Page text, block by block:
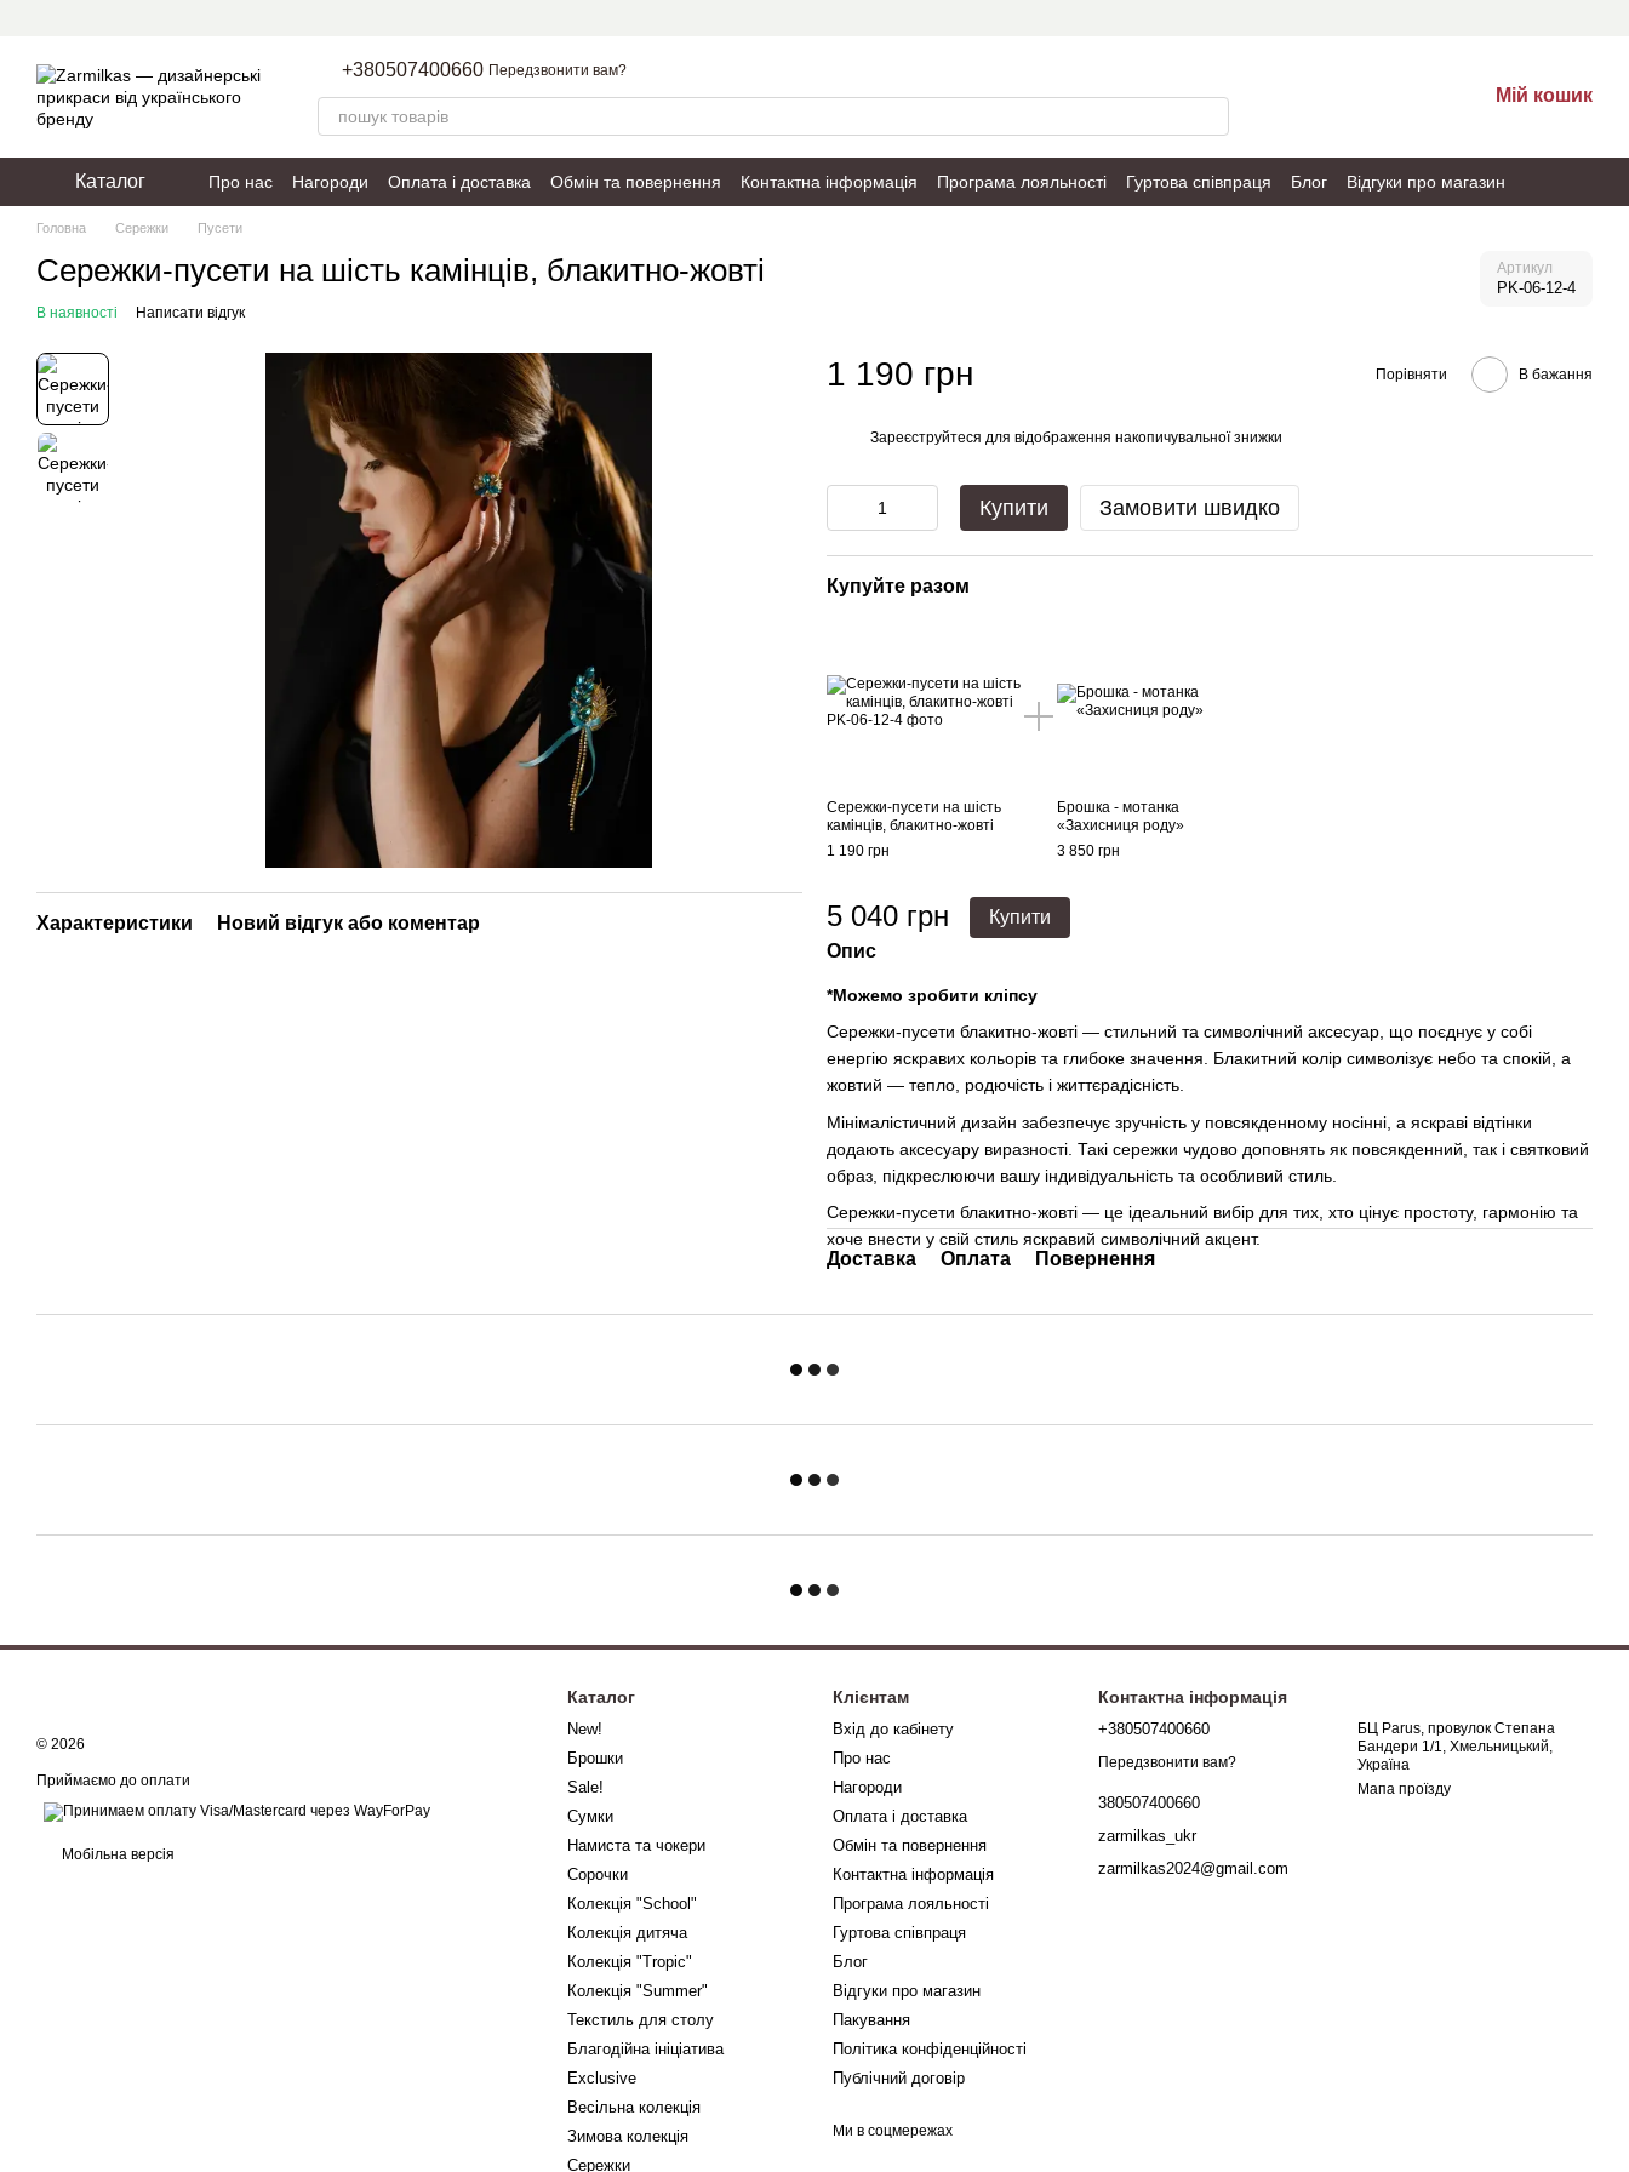
+380507400660 Передзвонити вам?
Мій кошик
Каталог Про нас Нагороди Оплата і доставка Обмін та повернення Контактна інформація Програма лояльності Гуртова співпраця Блог
Відгуки про магазин
Пакування
Політика конфіденційності Публічний договір
Головна Сережки Пусети
Сережки-пусети на шість камінців, блакитно-жовті Артикул
PK-06-12-4
В наявності Написати відгук
Характеристики Новий відгук або коментар
1 190 грн Порівняти В бажання
Зареєструйтеся для відображення накопичувальної знижки
Купити Замовити швидко
Купуйте разом
Сережки-пусети на шість
камінців, блакитно-жовті
1 190 грн
Брошка - мотанка
«Захисниця роду»
3 850 грн
5 040 грн
Купити
Опис
*Можемо зробити кліпсу
Сережки-пусети блакитно-жовті — стильний та символічний аксесуар, що поєднує у собі
енергію яскравих кольорів та глибоке значення. Блакитний колір символізує небо та спокій, а
жовтий — тепло, родючість і життєрадісність.
Мінімалістичний дизайн забезпечує зручність у повсякденному носінні, а яскраві відтінки
додають аксесуару виразності. Такі сережки чудово доповнять як повсякденний, так і святковий
образ, підкреслюючи вашу індивідуальність та особливий стиль.
Сережки-пусети блакитно-жовті — це ідеальний вибір для тих, хто цінує простоту, гармонію та
хоче внести у свій стиль яскравий символічний акцент.
Доставка Оплата Повернення
© 2026
Приймаємо до оплати
Мобільна версія
Каталог
New!
Брошки
Sale!
Сумки
Намиста та чокери
Сорочки
Колекція "School"
Колекція дитяча
Колекція "Tropic"
Колекція "Summer"
Текстиль для столу
Благодійна ініціатива
Exclusive
Весільна колекція
Зимова колекція
Сережки
Клієнтам
Вхід до кабінету
Про нас
Нагороди
Оплата і доставка
Обмін та повернення
Контактна інформація
Програма лояльності
Гуртова співпраця
Блог
Відгуки про магазин
Пакування
Політика конфіденційності
Публічний договір
Ми в соцмережах
Контактна інформація
+380507400660
Передзвонити вам?
380507400660
zarmilkas_ukr
zarmilkas2024@gmail.com
БЦ Parus, провулок Степана
Бандери 1/1, Хмельницький,
Україна
Мапа проїзду